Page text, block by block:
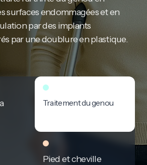
surfaces endommagées et en
par des implants
par une doublure en plastique.
Traitement du genou
Pied et cheville